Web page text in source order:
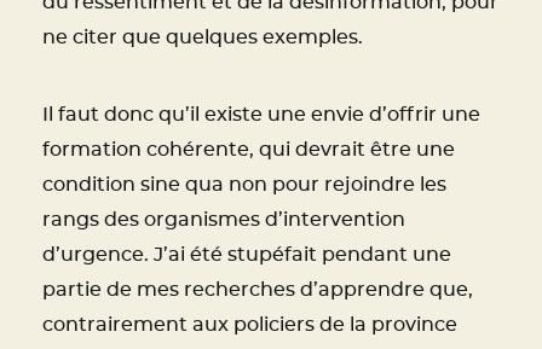
ne citer que quelques exemples.
Il faut donc qu’il existe une envie d’offrir une
formation cohérente, qui devrait être une
condition sine qua non pour rejoindre les
rangs des organismes d’intervention
d’urgence. J’ai été stupéfait pendant une
partie de mes recherches d’apprendre que,
contrairement aux policiers de la province